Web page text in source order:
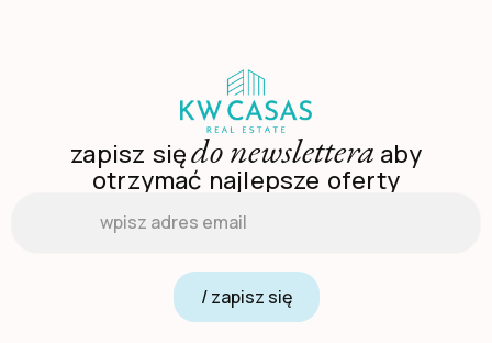
zapisz siędo newslettera aby
otrzymać najlepsze oferty
/ zapisz się